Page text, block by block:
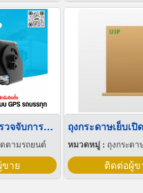
กล้องตรวจจับตรวจจับการหลับใน
ตามรถยนต์
าย
ถุงกระดาษเย็บเปิ
หมวดหมู่ : ถุงกระดา
ติดต่อผู้ข